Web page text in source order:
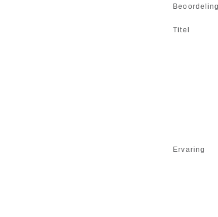
Beoordeling
Titel
Ervaring